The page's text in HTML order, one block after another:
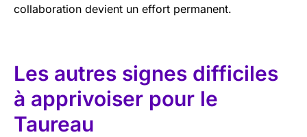
collaboration devient un effort permanent.
Les autres signes difficiles
à apprivoiser pour le
Taureau